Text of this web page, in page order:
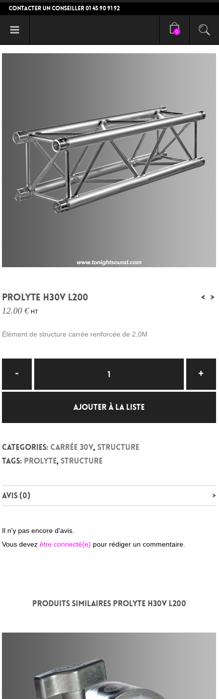
CONTACTER UN CONSEILLER 01 45 90 91 92
0
< >
PROLYTE H30V L200
12.00 € HT
Élément de structure carrée renforcée de 2,0M
AJOUTER À LA LISTE
Categories: Carrée 30V, Structure
Tags: Prolyte, Structure
Avis (0)
Il n'y pas encore d'avis.
Vous devez être connecté(e) pour rédiger un commentaire.
PRODUITS SIMILAIRES PROLYTE H30V L200